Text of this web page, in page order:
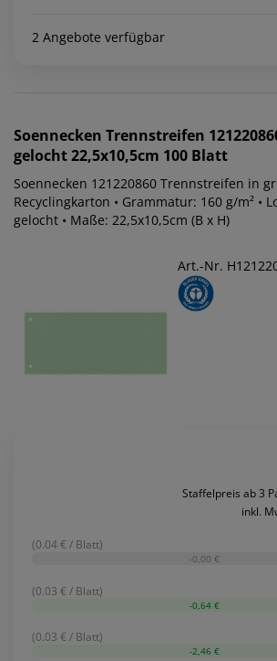
2 Angebote verfügbar
Soennecken Trennstreifen
gelocht 22,5x10,5cm 100 Blatt
Soennecken 121220860 Trennstreifen in
Recyclingkarton • Grammatur: 160 g/m² •
gelocht • Maße: 22,5x10,5cm (B x H)
Art.-Nr.
Staffelpreis ab 3
inkl.
(0.04 € / Blatt)
-0,00 €
(0.03 € / Blatt)
-0,64 €
(0.03 € / Blatt)
-2,46 €